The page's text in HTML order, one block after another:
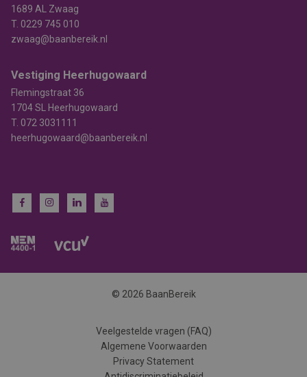
1689 AL Zwaag
T. 0229 745 010
zwaag@baanbereik.nl
Vestiging Heerhugowaard
Flemingstraat 36
1704 SL Heerhugowaard
T. 072 3031111
heerhugowaard@baanbereik.nl
© 2026 BaanBereik
Veelgestelde vragen (FAQ)
Algemene Voorwaarden
Privacy Statement